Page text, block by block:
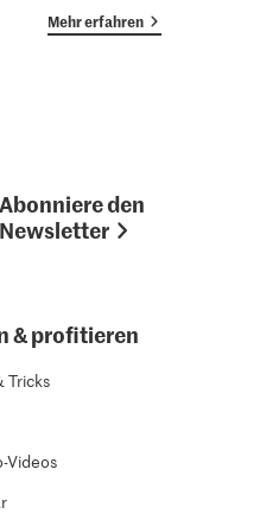
Mehr erfahren
Abonniere den
Newsletter
& profitieren
Tricks
Videos